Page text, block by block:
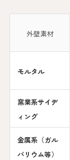
外壁素材
モルタル
窯業系サイデ
ィング
金属系（ガル
バリウム等）